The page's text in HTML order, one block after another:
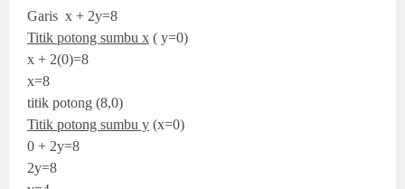
Garis x + 2y=8
Titik potong sumbu x ( y=0)
x + 2(0)=8
x=8
titik potong (8,0)
Titik potong sumbu y (x=0)
0 + 2y=8
2y=8